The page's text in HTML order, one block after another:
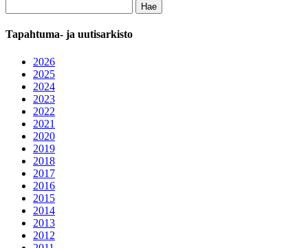
Tapahtuma- ja uutisarkisto
2026
2025
2024
2023
2022
2021
2020
2019
2018
2017
2016
2015
2014
2013
2012